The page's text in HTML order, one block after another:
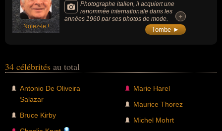
Notez-le !
Photographe italien, il acquiert une
renommée internationale dans les
années 1960 par ses photos de mode,
considérées comme renouvelant le genre.
Son œuvre est éclectique, allant du
+
+
Tombe ►
34 célébrités au total
Antonio De Oliveira
Salazar
Bruce Kirby
Marie Harel
Maurice Thorez
Michel Mohrt